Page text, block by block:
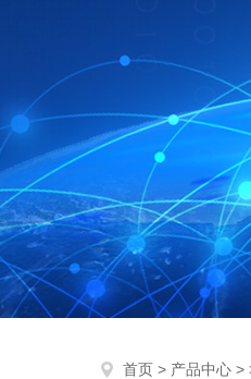
首页 > 产品中心 >